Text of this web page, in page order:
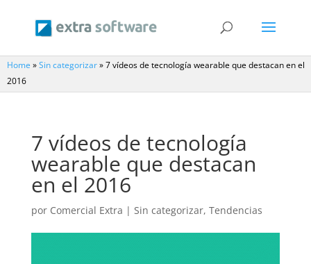
Home »Sin categorizar»7 vídeos de tecnología wearable que destacan en el
2016
7 vídeos de tecnología
wearable que destacan
en el 2016
por Comercial Extra | Sin categorizar, Tendencias